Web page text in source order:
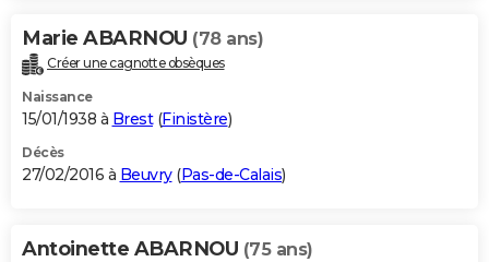
Marie ABARNOU (78 ans)
Créer une cagnotte obsèques
Naissance
15/01/1938 à Brest(Finistère)
Décès
27/02/2016 à Beuvry(Pas-de-Calais)
Antoinette ABARNOU (75 ans)